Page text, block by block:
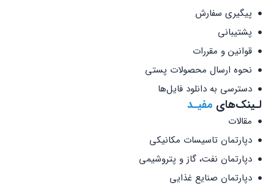
پیگیری سفارش
پشتیبانی
قوانین و مقررات
نحوه ارسال محصولات پستی
دسترسی به دانلود فایل‌ها
لـینک‌های مفیـد
مقالات
دپارتمان تاسیسات مکانیکی
دپارتمان نفت، گاز و پتروشیمی
دپارتمان صنایع غذایی